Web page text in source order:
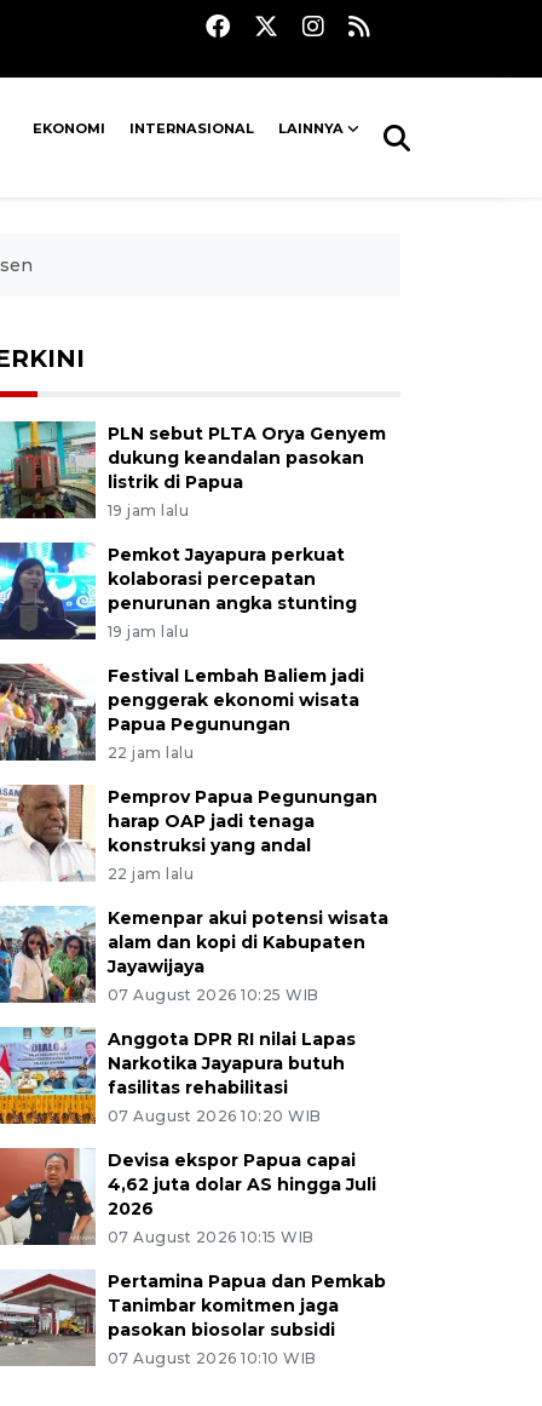
EKONOMI INTERNASIONAL LAINNYA
PLN sebut PLTA Orya Genyem
dukung keandalan pasokan
listrik di Papua
19 jam lalu
Pemkot Jayapura perkuat
kolaborasi percepatan
penurunan angka stunting
19 jam lalu
Festival Lembah Baliem jadi
penggerak ekonomi wisata
Papua Pegunungan
22 jam lalu
Pemprov Papua Pegunungan
harap OAP jadi tenaga
konstruksi yang andal
22 jam lalu
Kemenpar akui potensi wisata
alam dan kopi di Kabupaten
Jayawijaya
07 August 2026 10:25 WIB
Anggota DPR RI nilai Lapas
Narkotika Jayapura butuh
fasilitas rehabilitasi
07 August 2026 10:20 WIB
Devisa ekspor Papua capai
4,62 juta dolar AS hingga Juli
2026
07 August 2026 10:15 WIB
Pertamina Papua dan Pemkab
Tanimbar komitmen jaga
pasokan biosolar subsidi
07 August 2026 10:10 WIB